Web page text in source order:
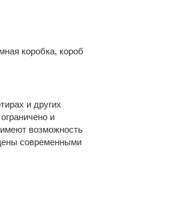
коробка, короб
и других
и
возможность
современными